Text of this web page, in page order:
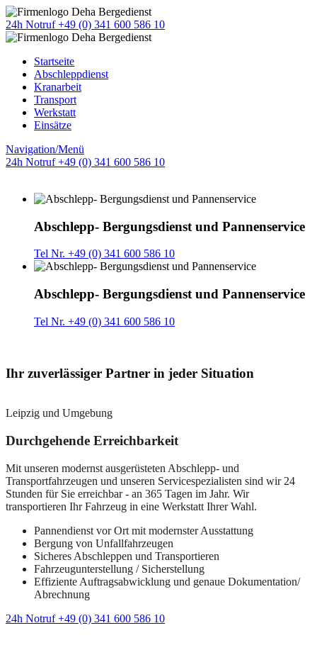
24h Notruf +49 (0) 341 600 586 10
Startseite
Abschleppdienst
Kranarbeit
Transport
Werkstatt
Einsätze
Navigation/Menü
24h Notruf +49 (0) 341 600 586 10
Abschlepp- Bergungsdienst und Pannenservice
Tel Nr. +49 (0) 341 600 586 10
Abschlepp- Bergungsdienst und Pannenservice
Tel Nr. +49 (0) 341 600 586 10
Ihr zuverlässiger Partner in jeder Situation
Leipzig und Umgebung
Durchgehende Erreichbarkeit
Mit unseren modernst ausgerüsteten Abschlepp- und
Transportfahrzeugen und unseren Servicespezialisten sind wir 24
Stunden für Sie erreichbar - an 365 Tagen im Jahr. Wir
transportieren Ihr Fahrzeug in eine Werkstatt Ihrer Wahl.
Pannendienst vor Ort mit modernster Ausstattung
Bergung von Unfallfahrzeugen
Sicheres Abschleppen und Transportieren
Fahrzeugunterstellung / Sicherstellung
Effiziente Auftragsabwicklung und genaue Dokumentation/
Abrechnung
24h Notruf +49 (0) 341 600 586 10